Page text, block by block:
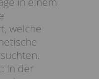
welche
In der